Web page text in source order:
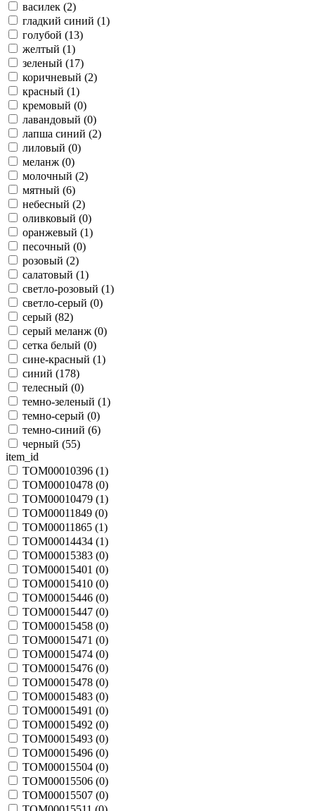
василек (2)
гладкий синий (1)
голубой (13)
желтый (1)
зеленый (17)
коричневый (2)
красный (1)
кремовый (0)
лавандовый (0)
лапша синий (2)
лиловый (0)
меланж (0)
молочный (2)
мятный (6)
небесный (2)
оливковый (0)
оранжевый (1)
песочный (0)
розовый (2)
салатовый (1)
светло-розовый (1)
светло-серый (0)
серый (82)
серый меланж (0)
сетка белый (0)
сине-красный (1)
синий (178)
телесный (0)
темно-зеленый (1)
темно-серый (0)
темно-синий (6)
черный (55)
item_id
TOM00010396 (1)
TOM00010478 (0)
TOM00010479 (1)
TOM00011849 (0)
TOM00011865 (1)
TOM00014434 (1)
TOM00015383 (0)
TOM00015401 (0)
TOM00015410 (0)
TOM00015446 (0)
TOM00015447 (0)
TOM00015458 (0)
TOM00015471 (0)
TOM00015474 (0)
TOM00015476 (0)
TOM00015478 (0)
TOM00015483 (0)
TOM00015491 (0)
TOM00015492 (0)
TOM00015493 (0)
TOM00015496 (0)
TOM00015504 (0)
TOM00015506 (0)
TOM00015507 (0)